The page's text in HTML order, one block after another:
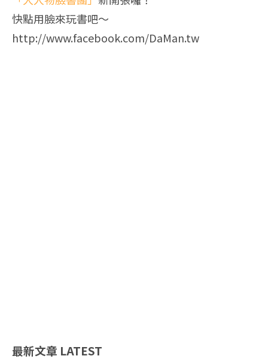
快點用臉來玩書吧～
http://www.facebook.com/DaMan.tw
最新文章 LATEST